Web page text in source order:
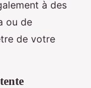
à des
ou de
de votre